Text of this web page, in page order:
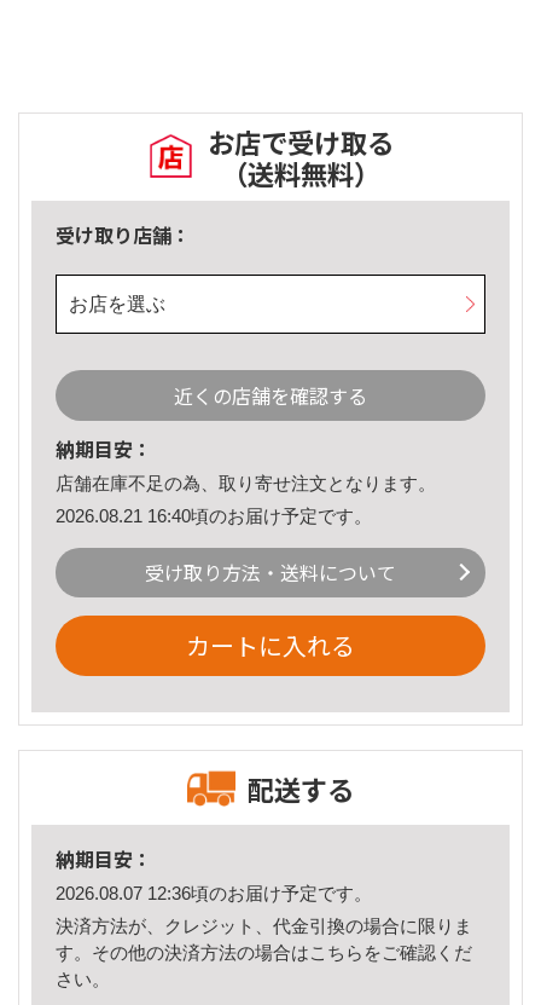
お店で受け取る
（送料無料）
受け取り店舗：
お店を選ぶ
近くの店舗を確認する
納期目安：
店舗在庫不足の為、取り寄せ注文となります。
2026.08.21 16:40頃のお届け予定です。
受け取り方法・送料について
カートに入れる
配送する
納期目安：
2026.08.07 12:36頃のお届け予定です。
決済方法が、クレジット、代金引換の場合に限りま
す。その他の決済方法の場合はこちら をご確認くだ
さい。